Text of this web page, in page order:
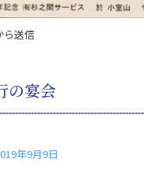
ら送信
の宴会
年9月9日